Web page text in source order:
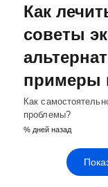
Как
советы
примеры
Как
проблемы?
% дней назад